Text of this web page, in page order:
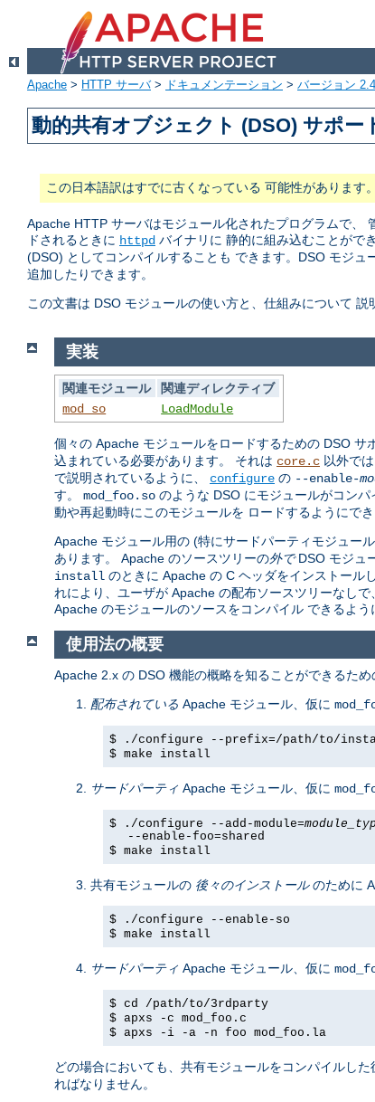
Apache > HTTP サーバ> ドキュメンテーション > バージョン 2.4
動的共有オブジェクト (DSO) サポー
この日本語訳はすでに古くなっている 可能性があります
Apache HTTP サーバはモジュール化されたプログラムで、
ドされるときに httpd バイナリに 静的に組み込むことがで
(DSO) としてコンパイルすることも できます。DSO モジ
追加したりできます。
この文書は DSO モジュールの使い方と、仕組みについて 説
実装
関連モジュール
関連ディレクティブ
mod_so
LoadModule
個々の Apache モジュールをロードするための DSO サ
込まれている必要があります。 それは core.c 以外で
で説明されているように、 configure の --enable-
す。 mod_foo.so のような DSO にモジュールがコンパ
動や再起動時にこのモジュールを ロードするようにでき
Apache モジュール用の (特にサードパーティモジュー
あります。 Apache のソースツリーの外でDSO モジュ
install のときに Apache の C ヘッダをインストール
れにより、ユーザが Apache の配布ソースツリーなし
Apache のモジュールのソースをコンパイル できるよう
使用法の概要
Apache 2.x の DSO 機能の概略を知ることができるた
配布されている Apache モジュール、仮に
$ ./configure --prefix=/path/to/
$ make install
サードパーティ Apache モジュール、仮に
$ ./configure --add-module=
--enable-foo=shared
$ make install
共有モジュールの 後々のインストールのために
$ ./configure --enable-so
$ make install
サードパーティ Apache モジュール、仮に
$ cd /path/to/3rdparty
$ apxs -c mod_foo.c
$ apxs -i -a -n foo mod_foo.la
どの場合においても、共有モジュールをコンパイルした
ればなりません。